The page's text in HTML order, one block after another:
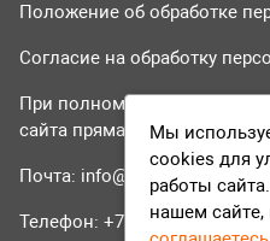
Положение об обработке
Согласие на обработку
При полном или частичном
сайта прямая гиперссылка
Почта: info@tvr24.tv
Телефон: +7 (496) 551-04-95
Мы
cookies для
работы
нашем